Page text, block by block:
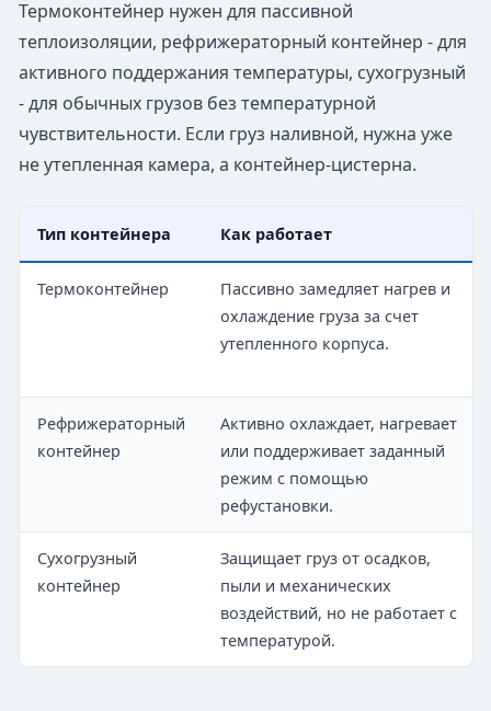
Термоконтейнер нужен для пассивной
теплоизоляции, рефрижераторный контейнер - для
активного поддержания температуры, сухогрузный
- для обычных грузов без температурной
чувствительности. Если груз наливной, нужна уже
не утепленная камера, а контейнер-цистерна.
Тип контейнера Как работает
Термоконтейнер
Пассивно замедляет нагрев и
охлаждение груза за счет
утепленного корпуса.
Рефрижераторный
контейнер
Активно охлаждает, нагревает
или поддерживает заданный
режим с помощью
рефустановки.
Сухогрузный
контейнер
Защищает груз от осадков,
пыли и механических
воздействий, но не работает с
температурой.